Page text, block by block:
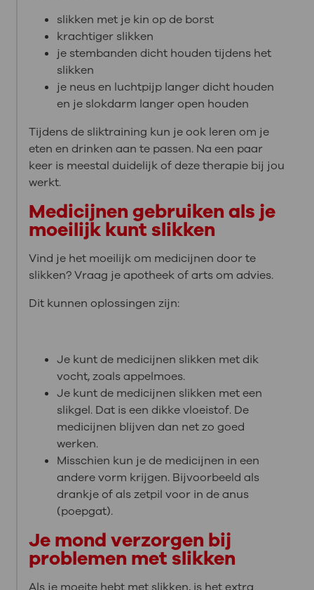
slikken met je kin op de borst
krachtiger slikken
je stembanden dicht houden tijdens het
slikken
je neus en luchtpijp langer dicht houden
en je slokdarm langer open houden
Tijdens de sliktraining kun je ook leren om je
eten en drinken aan te passen. Na een paar
keer is meestal duidelijk of deze therapie bij jou
werkt.
Medicijnen gebruiken als je
moeilijk kunt slikken
Vind je het moeilijk om medicijnen door te
slikken? Vraag je apotheek of arts om advies.
Dit kunnen oplossingen zijn:
Je kunt de medicijnen slikken met dik
vocht, zoals appelmoes.
Je kunt de medicijnen slikken met een
slikgel. Dat is een dikke vloeistof. De
medicijnen blijven dan net zo goed
werken.
Misschien kun je de medicijnen in een
andere vorm krijgen. Bijvoorbeeld als
drankje of als zetpil voor in de anus
(poepgat).
Je mond verzorgen bij
problemen met slikken
Als je moeite hebt met slikken, is het extra